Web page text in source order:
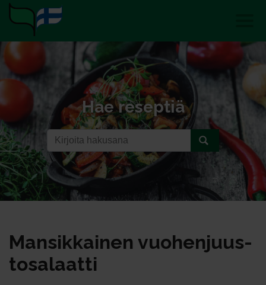
Hae reseptiä
Man­sik­kai­nen vuo­hen­juus­
to­sa­laat­ti